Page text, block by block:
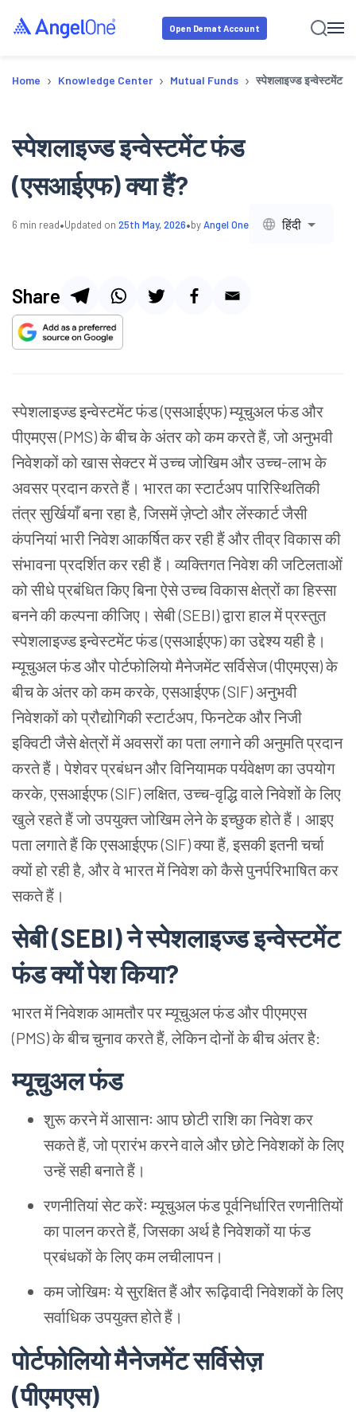
Open Demat Account
Home › Knowledge Center › Mutual Funds › स्पेशलाइज्ड इन्वेस्टमेंट
स्पेशलाइज्ड इन्वेस्टमेंट फंड
(एसआईएफ) क्या हैं?
6 min read•Updated on 25th May, 2026•byAngel One हिंदी
Share
स्पेशलाइज्डइन्वेस्टमेंटफंड (एसआईएफ) म्यूचुअलफंडऔर
पीएमएस (PMS) केबीचकेअंतरकोकमकरतेहैं, जोअनुभवी
निवेशकोंकोखाससेक्टरमेंउच्चजोखिमऔरउच्च-लाभके
अवसरप्रदानकरतेहैं। भारतकास्टार्टअपपारिस्थितिकी
तंत्रसुर्खियाँबनारहाहै, जिसमेंज़ेप्टोऔरलेंस्कार्टजैसी
कंपनियांभारीनिवेशआकर्षितकररहीहैंऔरतीव्रविकासकी
संभावनाप्रदर्शितकररहीहैं। व्यक्तिगतनिवेशकीजटिलताओं
कोसीधेप्रबंधितकिएबिनाऐसेउच्चविकासक्षेत्रोंकाहिस्सा
बननेकीकल्पनाकीजिए। सेबी (SEBI) द्वाराहालमेंप्रस्तुत
स्पेशलाइज्डइन्वेस्टमेंटफंड (एसआईएफ) काउद्देश्ययहीहै।
म्यूचुअलफंडऔरपोर्टफोलियोमैनेजमेंटसर्विसेज (पीएमएस) के
बीचकेअंतरकोकमकरके, एसआईएफ (SIF) अनुभवी
निवेशकोंकोप्रौद्योगिकीस्टार्टअप, फिनटेकऔरनिजी
इक्विटीजैसेक्षेत्रोंमेंअवसरोंकापतालगानेकीअनुमतिप्रदान
करतेहैं। पेशेवरप्रबंधनऔरविनियामकपर्यवेक्षणकाउपयोग
करके, एसआईएफ (SIF) लक्षित, उच्च-वृद्धिवालेनिवेशोंकेलिए
खुलेरहतेहैंजोउपयुक्तजोखिमलेनेकेइच्छुकहोतेहैं। आइए
पतालगातेहैंकिएसआईएफ (SIF) क्याहैं, इसकीइतनीचर्चा
क्योंहोरहीहै, औरवेभारतमेंनिवेशकोकैसेपुनर्परिभाषितकर
सकतेहैं।
सेबी (SEBI) नेस्पेशलाइज्डइन्वेस्टमेंट
फंडक्योंपेशकिया?
भारतमेंनिवेशकआमतौरपरम्यूचुअलफंडऔरपीएमएस
(PMS) केबीचचुनावकरतेहैं, लेकिनदोनोंकेबीचअंतरहै:
म्यूचुअलफंड
शुरूकरनेमेंआसानः आपछोटीराशिकानिवेशकर
सकतेहैं, जोप्रारंभकरनेवालेऔरछोटेनिवेशकोंकेलिए
उन्हेंसहीबनातेहैं।
रणनीतियांसेटकरेंः म्यूचुअलफंडपूर्वनिर्धारितरणनीतियों
कापालनकरतेहैं, जिसकाअर्थहैनिवेशकोंयाफंड
प्रबंधकोंकेलिएकमलचीलापन।
कमजोखिमः येसुरक्षितहैंऔररूढ़िवादीनिवेशकोंकेलिए
सर्वाधिकउपयुक्तहोतेहैं।
पोर्टफोलियोमैनेजमेंटसर्विसेज़
(पीएमएस)